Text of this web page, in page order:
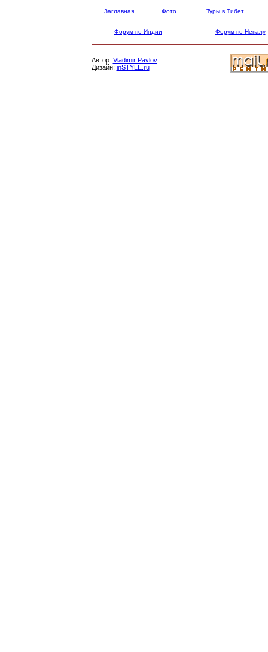
Заглавная Фото Туры в Тибет
Форум по Индии Форум по Непалу
Автор: Vladimir Pavlov
Дизайн: inSTYLE.ru